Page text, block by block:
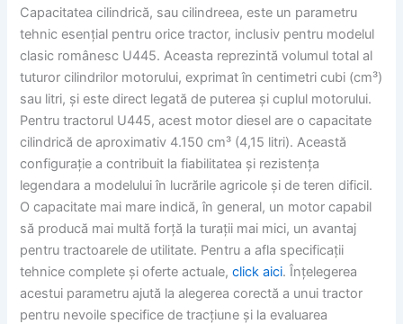
Capacitatea cilindrică, sau cilindreea, este un parametru
tehnic esențial pentru orice tractor, inclusiv pentru modelul
clasic românesc U445. Aceasta reprezintă volumul total al
tuturor cilindrilor motorului, exprimat în centimetri cubi (cm³)
sau litri, și este direct legată de puterea și cuplul motorului.
Pentru tractorul U445, acest motor diesel are o capacitate
cilindrică de aproximativ 4.150 cm³ (4,15 litri). Această
configurație a contribuit la fiabilitatea și rezistența
legendara a modelului în lucrările agricole și de teren dificil.
O capacitate mai mare indică, în general, un motor capabil
să producă mai multă forță la turații mai mici, un avantaj
pentru tractoarele de utilitate. Pentru a afla specificații
tehnice complete și oferte actuale,click aici. Înțelegerea
acestui parametru ajută la alegerea corectă a unui tractor
pentru nevoile specifice de tracțiune și la evaluarea